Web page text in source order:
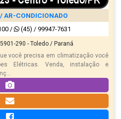
AR-CONDICIONADO
/ (45) / 99947-7631
290 - Toledo / Paraná
você precisa em climatização você
Elétricas. Venda, instalação e